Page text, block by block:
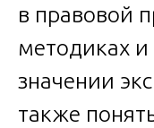
в правовой
методиках
значении
также